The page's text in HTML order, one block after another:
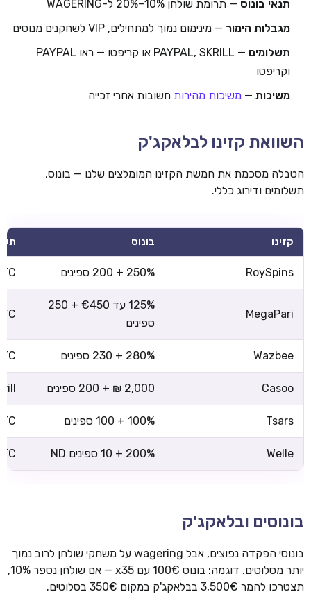
תנאי בונוס — תרומת שולחן 10%–20% ל-WAGERING
מגבלות הימור — מינימום נמוך למתחילים, VIP לשחקנים מנוסים
תשלומים
— PAYPAL, SKRILL או קריפטו — ראו PAYPAL
וקריפטו
משיכות — משיכות מהירות חשובות אחרי זכייה
השוואת קזינו לבלאקג'ק
הטבלה מסכמת את חמשת הקזינו המומלצים שלנו — בונוס,
תשלומים ודירוג כללי.
קזינו בונוס
RoySpins 250% + 200 ספינים
MegaPari
125% עד €450 + 250
ספינים
Wazbee 280% + 230 ספינים
Casoo 2,000 ₪ + 200 ספינים
Tsars 100% + 100 ספינים
Welle 200% + 10 ספינים ND
בונוסים ובלאקג'ק
בונוסי הפקדה נפוצים, אבל wagering על משחקי שולחן לרוב נמוך
יותר מסלוטים. דוגמה: בונוס 100€ עם x35 — אם שולחן נספר 10%,
תצטרכו להמר 3,500€ בבלאקג'ק במקום 350€ בסלוטים.